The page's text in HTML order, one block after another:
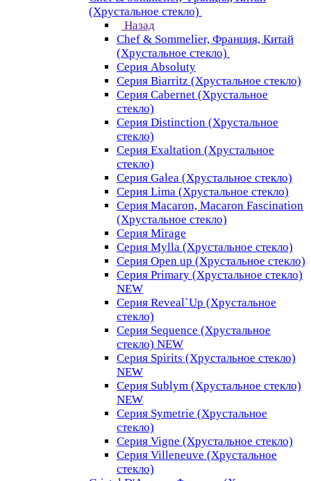
(Хрустальное стекло)
Назад
Chef & Sommelier, Франция, Китай
(Хрустальное стекло)
Серия Absoluty
Серия Biarritz (Хрустальное стекло)
Серия Cabernet (Хрустальное
стекло)
Серия Distinction (Хрустальное
стекло)
Серия Exaltation (Хрустальное
стекло)
Серия Galea (Хрустальное стекло)
Серия Lima (Хрустальное стекло)
Серия Macaron, Macaron Fascination
(Хрустальное стекло)
Серия Mirage
Серия Mylla (Хрустальное стекло)
Серия Open up (Хрустальное стекло)
Серия Primary (Хрустальное стекло)
NEW
Серия Reveal`Up (Хрустальное
стекло)
Серия Sequence (Хрустальное
стекло) NEW
Серия Spirits (Хрустальное стекло)
NEW
Серия Sublym (Хрустальное стекло)
NEW
Серия Symetrie (Хрустальное
стекло)
Серия Vigne (Хрустальное стекло)
Серия Villeneuve (Хрустальное
стекло)